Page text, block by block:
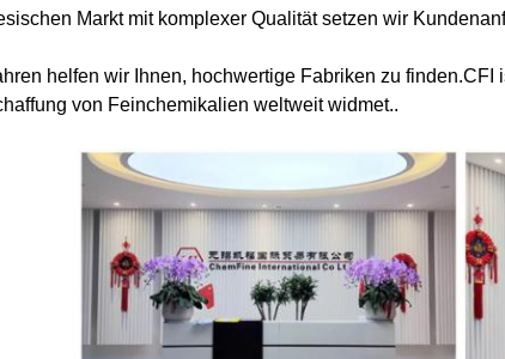
Markt mit komplexer Qualität setzen wir
helfen wir Ihnen, hochwertige Fabriken zu
von Feinchemikalien weltweit widmet..